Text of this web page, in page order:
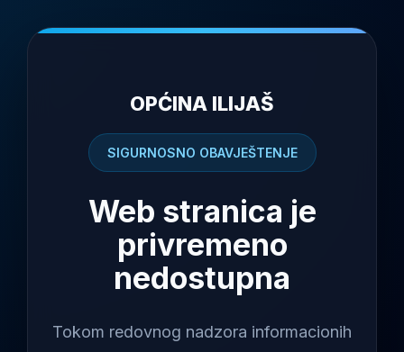
OPĆINA ILIJAŠ
SIGURNOSNO OBAVJEŠTENJE
Web stranica je
privremeno
nedostupna
Tokom redovnog nadzora informacionih